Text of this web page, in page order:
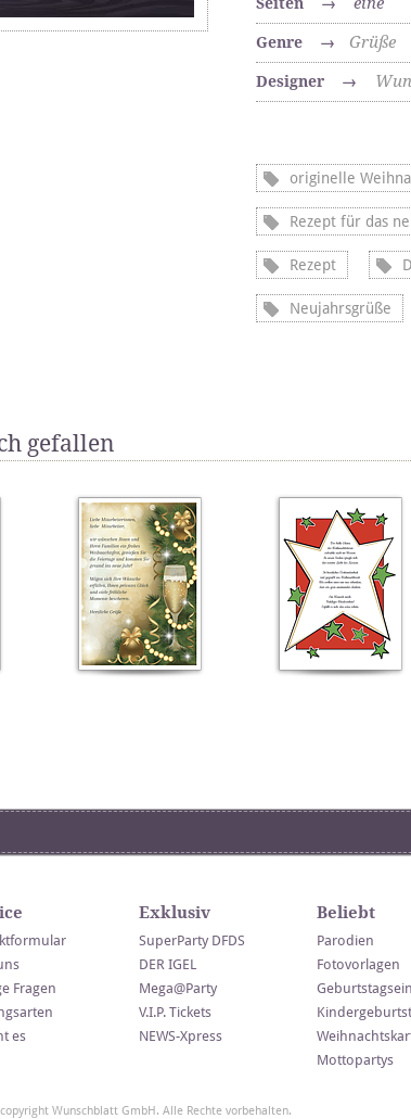
Genre → Grüße
Designer →
originelle
Rezept für das
Rezept
Neujahrsgrüße
gefallen
Fragen
es
Exklusiv
SuperParty DFDS
DER IGEL
Mega@Party
V.I.P. Tickets
NEWS-Xpress
Beliebt
Parodien
Fotovorlagen
Mottopartys
Wunschblatt GmbH. Alle Rechte vorbehalten.